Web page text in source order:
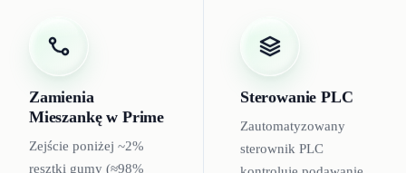
Zamienia
Mieszankę w Prime
Zejście poniżej ~2%
resztki gumy (≈98%
Sterowanie PLC
Zautomatyzowany
sterownik PLC